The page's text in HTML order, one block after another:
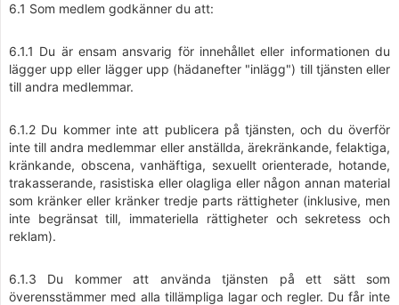
6.1 Som medlem godkänner du att:
6.1.1 Du är ensam ansvarig för innehållet eller informationen du
lägger upp eller lägger upp (hädanefter "inlägg") till tjänsten eller
till andra medlemmar.
6.1.2 Du kommer inte att publicera på tjänsten, och du överför
inte till andra medlemmar eller anställda, ärekränkande, felaktiga,
kränkande, obscena, vanhäftiga, sexuellt orienterade, hotande,
trakasserande, rasistiska eller olagliga eller någon annan material
som kränker eller kränker tredje parts rättigheter (inklusive, men
inte begränsat till, immateriella rättigheter och sekretess och
reklam).
6.1.3 Du kommer att använda tjänsten på ett sätt som
överensstämmer med alla tillämpliga lagar och regler. Du får inte